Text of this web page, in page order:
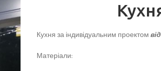
Кухня за індивідуальним проектом
Матеріали: